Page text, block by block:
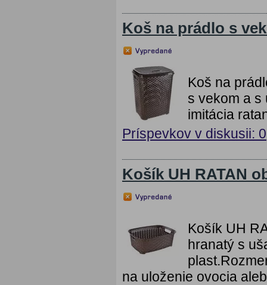
Koš na prádlo s
Koš na
s vekom a s
imitácia
Príspevkov v diskusii: 0
Košík UH RATAN
Košík UH
hranatý s
na uloženie ovocia